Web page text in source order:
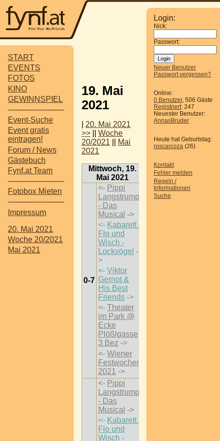
START
EVENTS
FOTOS
KINO
GEWINNSPIEL
-----------------------
Event-Suche
Event gratis
eintragen!
Forum / News
Gästebuch
Fynf.at Team
-----------------------
Fotobox Mieten
-----------------------
Impressum
20. Mai 2021
Woche 20/2021
Mai 2021
Login:
Nick:
Passwort:
Neuer Benutzer
Passwort vergessen?
Online:
0 Benutzer, 506 Gäste
Registriert: 247
Neuester Benutzer:
AnnasBruder
Heute hat Geburtstag:
roscarcoza (26)
Kontakt
Fehler melden
Regeln /
Informationen
Suche
19. Mai
2021
20. Mai 2021
>>
Woche
20/2021
Mai
2021
Mittwoch, 19.
Mai 2021
0-7
<- Pippi
Langstrumpf
- Das
Musical ->
<- Kabarett /
Flo und
Wisch -
Lockvögel -
>
<- Viktor
Gernot &
His Best
Friends ->
<- Theater
im Park @
Ecke
Plößlgasse
3 Bez ->
<- Wiener
Festwochen
2021 ->
<- Pippi
Langstrumpf
- Das
Musical ->
<- Kabarett /
Flo und
Wisch -